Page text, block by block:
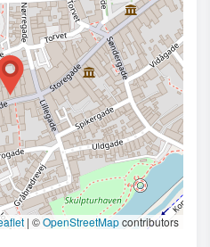
| ©OpenStreetMapcontributors